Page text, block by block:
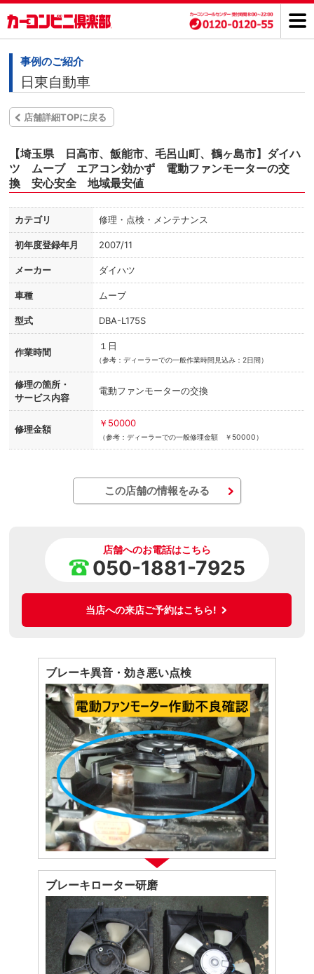
事例のご紹介
日東自動車
店舗詳細TOPに戻る
【埼玉県 日高市、飯能市、毛呂山町、鶴ヶ島市】ダイハ
ツ ムーブ エアコン効かず 電動ファンモーターの交
換 安心安全 地域最安値
カテゴリ 修理・点検・メンテナンス
初年度登録年月 2007/11
メーカー ダイハツ
車種 ムーブ
型式 DBA-L175S
作業時間
１日
（参考：ディーラーでの一般作業時間見込み：2日間）
修理の箇所・
サービス内容
電動ファンモーターの交換
修理金額
￥50000
（参考：ディーラーでの一般修理金額 ￥50000）
この店舗の情報をみる
店舗へのお電話はこちら
050-1881-7925
当店への来店ご予約はこちら!
ブレーキ異音・効き悪い点検
ブレーキローター研磨